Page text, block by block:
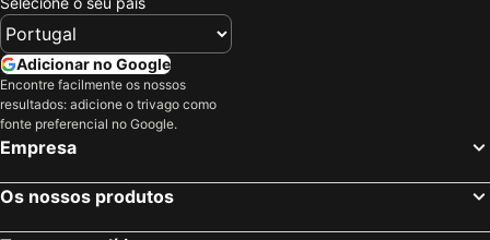
Adicionar no Google
Encontre facilmente os nossos
resultados: adicione o trivago como
fonte preferencial no Google.
Empresa
Os nossos produtos